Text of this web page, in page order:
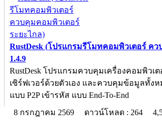
RustDesk (โปรแกรมรีโมทคอมพิวเตอร์ ค
1.4.9
RustDesk โปรแกรมควบคุมเครื่องคอมพิวเ
เซิร์ฟเวอร์ด้วยตัวเอง และควบคุมข้อมูลทั้ง
แบบ P2P เข้ารหัส แบบ End-To-End
8 กรกฎาคม 2569
ดาวน์โหลด : 264